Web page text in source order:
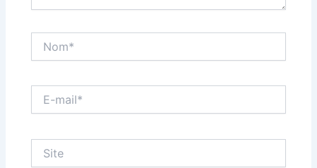
Nom*
mail*
Site